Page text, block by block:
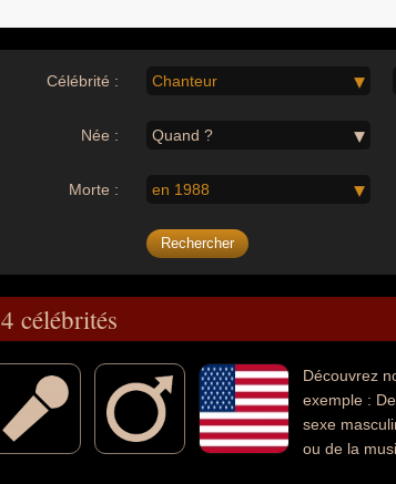
Célébrité : Chanteur
Née : Quand ?
Morte : en 1988
4 célébrités
Découvrez
exemple :
sexe
ou de la